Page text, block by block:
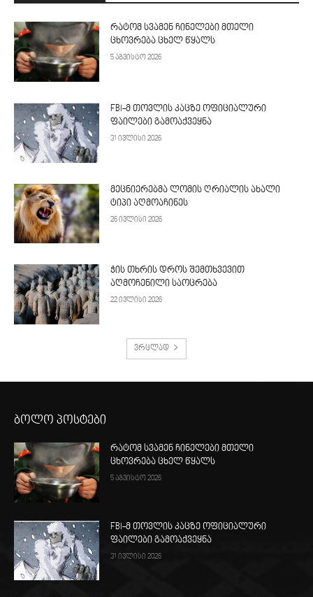
რატომ სვამენ ჩინელები მთელი
ცხოვრება ცხელ წყალს
5 აგვისტო 2026
FBI-მ თოვლის კაცზე ოფიციალური
ფაილები გამოაქვეყნა
31 ივლისი 2026
მეცნიერებმა ლომის ღრიალის ახალი
ტიპი აღმოაჩინეს
26 ივლისი 2026
ჭის თხრის დროს შემთხვევით
აღმოჩენილი საოცრება
22 ივლისი 2026
ვრცლად
ბოლო პოსტები
რატომ სვამენ ჩინელები მთელი
ცხოვრება ცხელ წყალს
5 აგვისტო 2026
FBI-მ თოვლის კაცზე ოფიციალური
ფაილები გამოაქვეყნა
31 ივლისი 2026